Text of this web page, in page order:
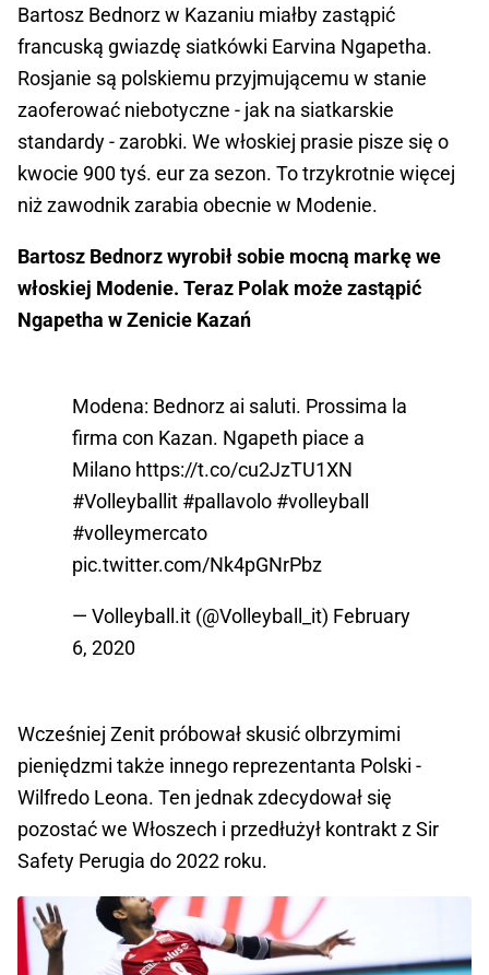
Bartosz Bednorz w Kazaniu miałby zastąpić
francuską gwiazdę siatkówki Earvina Ngapetha.
Rosjanie są polskiemu przyjmującemu w stanie
zaoferować niebotyczne - jak na siatkarskie
standardy - zarobki. We włoskiej prasie pisze się o
kwocie 900 tyś. eur za sezon. To trzykrotnie więcej
niż zawodnik zarabia obecnie w Modenie.
Bartosz Bednorz wyrobił sobie mocną markę we
włoskiej Modenie. Teraz Polak może zastąpić
Ngapetha w Zenicie Kazań
Modena: Bednorz ai saluti. Prossima la
firma con Kazan. Ngapeth piace a
Milano https://t.co/cu2JzTU1XN
#Volleyballit #pallavolo #volleyball
#volleymercato
pic.twitter.com/Nk4pGNrPbz
— Volleyball.it (@Volleyball_it) February
6, 2020
Wcześniej Zenit próbował skusić olbrzymimi
pieniędzmi także innego reprezentanta Polski -
Wilfredo Leona. Ten jednak zdecydował się
pozostać we Włoszech i przedłużył kontrakt z Sir
Safety Perugia do 2022 roku.